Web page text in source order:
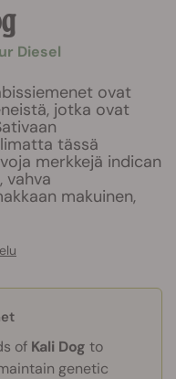
Diesel
ovat
jotka ovat
tässä
merkkejä indican
vahva
makuinen,
of Kali Dog to
genetic